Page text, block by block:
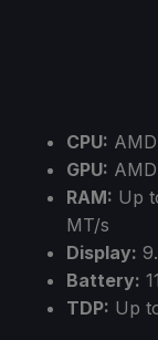
CPU:
GPU:
RAM: Up
MT/s
Display:
Battery:
TDP: Up